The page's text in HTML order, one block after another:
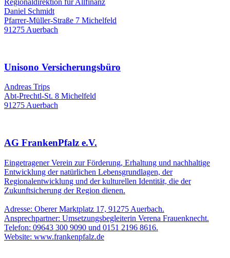
Daniel Schmidt
Pfarrer-Müller-Straße 7 Michelfeld
91275 Auerbach
Unisono Versicherungsbüro
Andreas Trips
Abt-Prechtl-St. 8 Michelfeld
91275 Auerbach
AG FrankenPfalz e.V.
Eingetragener Verein zur Förderung, Erhaltung und nachhaltige
Entwicklung der natürlichen Lebensgrundlagen, der
Regionalentwicklung und der kulturellen Identität, die der
Zukunftsicherung der Region dienen.
Adresse: Oberer Marktplatz 17, 91275 Auerbach.
Ansprechpartner: Umsetzungsbegleiterin Verena Frauenknecht.
Telefon: 09643 300 9090 und 0151 2196 8616.
Website: www.frankenpfalz.de